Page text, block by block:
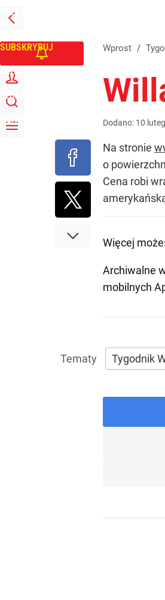
PRZEJDŹ
NA
GŁÓWNĄ
SUBSKRYBUJ
ZALOGUJ
SZUKAJ
MENU
Wprost /
Dodano: 10
Na stronie
o
Cena robi
Więcej
Archiwalne
mobilnych
Tygodnik